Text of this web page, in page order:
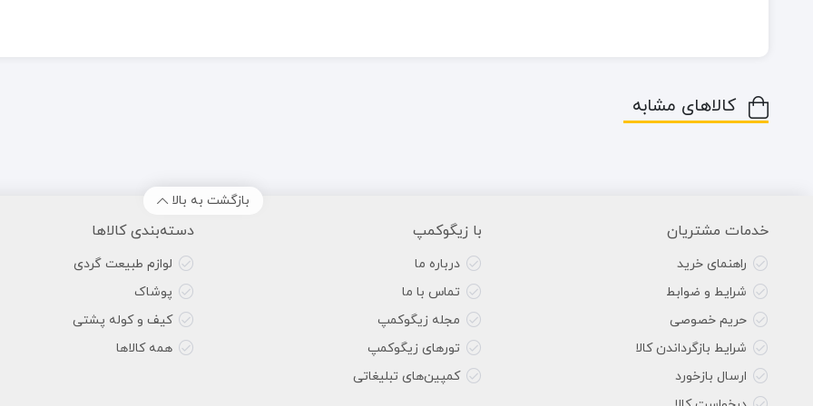
کالاهای مشابه
بازگشت به بالا
خدمات مشتریان
راهنمای خرید
شرایط و ضوابط
حریم خصوصی
شرایط بازگرداندن کالا
ارسال بازخورد
با زیگوکمپ
درباره ما
تماس با ما
مجله زیگوکمپ
تورهای زیگوکمپ
کمپین‌های تبلیغاتی
دسته‌بندی کالاها
لوازم طبیعت گردی
پوشاک
کیف و کوله پشتی
همه کالاها